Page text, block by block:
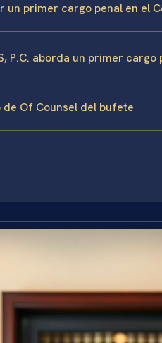
un primer cargo penal en el
P.C. aborda un primer
de Of Counsel del bufete